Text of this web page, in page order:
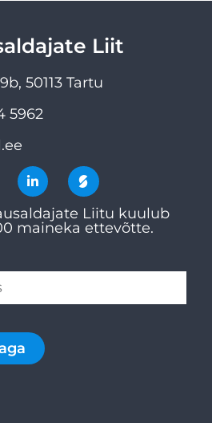
Liit
50113 Tartu
5962
Liitu kuulub
maineka ettevõtte.